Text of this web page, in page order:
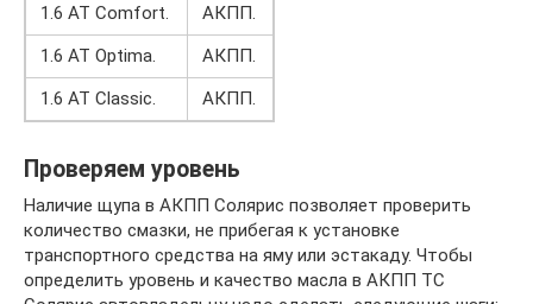
1.6 AT Comfort.
АКПП.
1.6 AT Optima.
АКПП.
1.6 AT Classic.
АКПП.
Проверяем уровень
Наличие щупа в АКПП Солярис позволяет проверить
количество смазки, не прибегая к установке
транспортного средства на яму или эстакаду. Чтобы
определить уровень и качество масла в АКПП ТС